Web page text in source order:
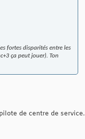
fortes disparités entre les
ça peut jouer). Ton
de centre de service.